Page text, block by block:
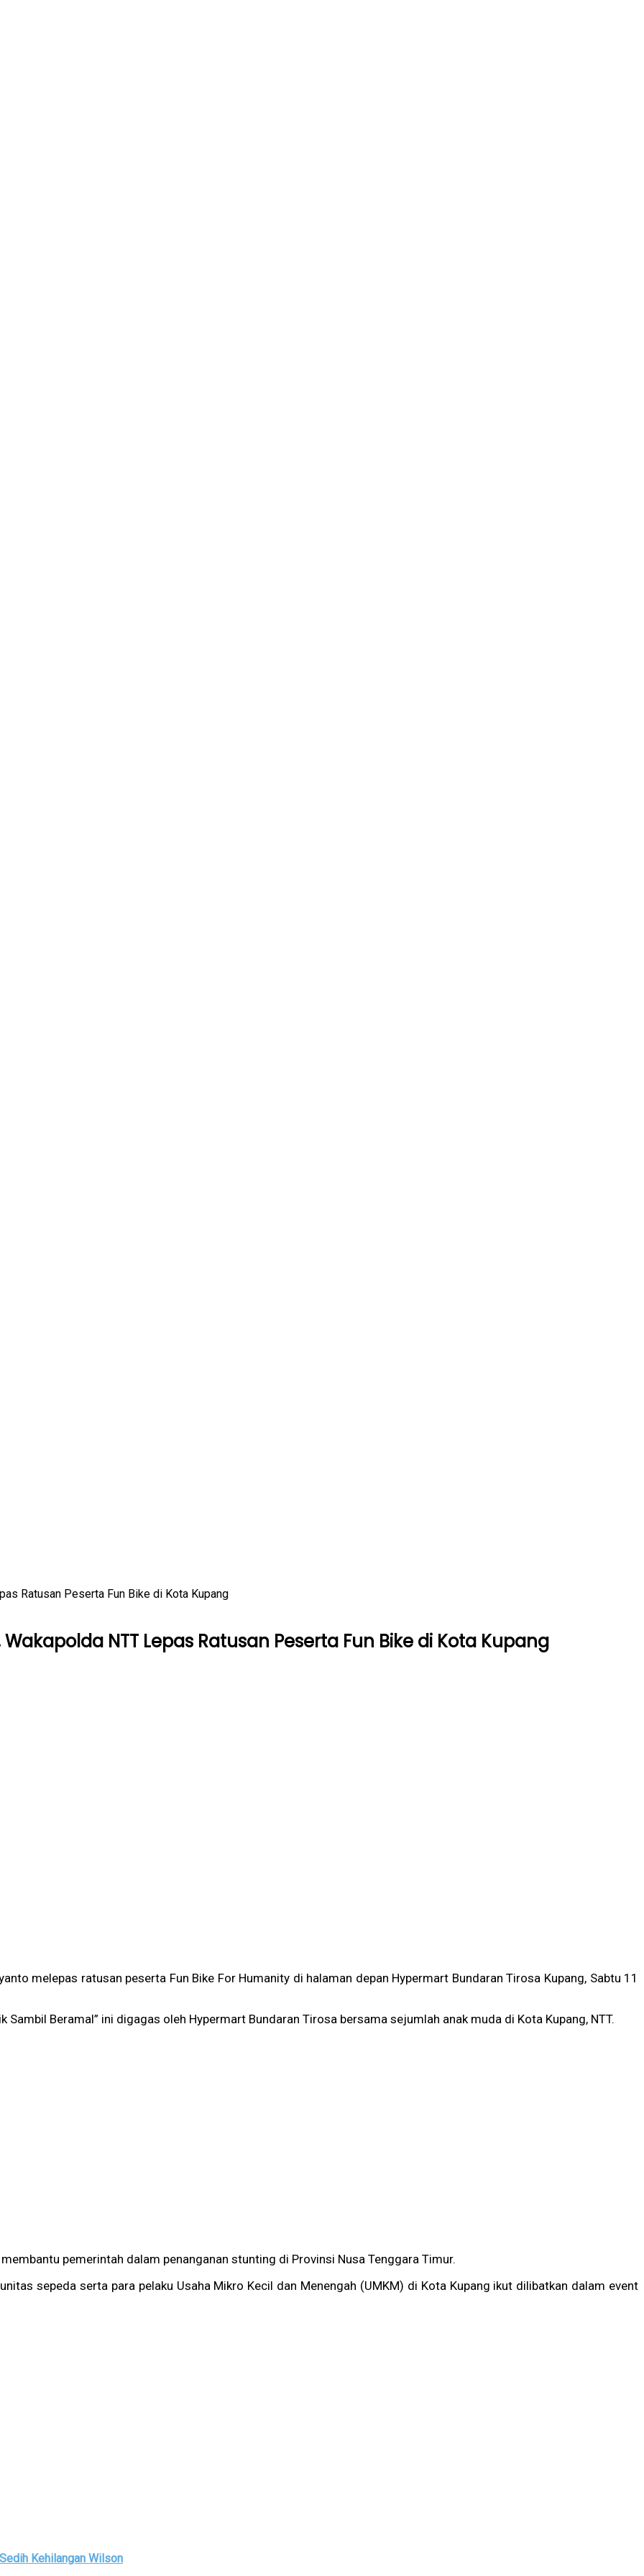
Ratusan Peserta Fun Bike di Kota Kupang
NTT Lepas Ratusan Peserta Fun Bike di Kota Kupang
melepas ratusan peserta Fun Bike For Humanity di halaman depan Hypermart Bundaran Tirosa Kupang, Sabtu 11
Sambil Beramal” ini digagas oleh Hypermart Bundaran Tirosa bersama sejumlah anak muda di Kota Kupang, NTT.
pemerintah dalam penanganan stunting di Provinsi Nusa Tenggara Timur.
sepeda serta para pelaku Usaha Mikro Kecil dan Menengah (UMKM) di Kota Kupang ikut dilibatkan dalam event
Kehilangan Wilson